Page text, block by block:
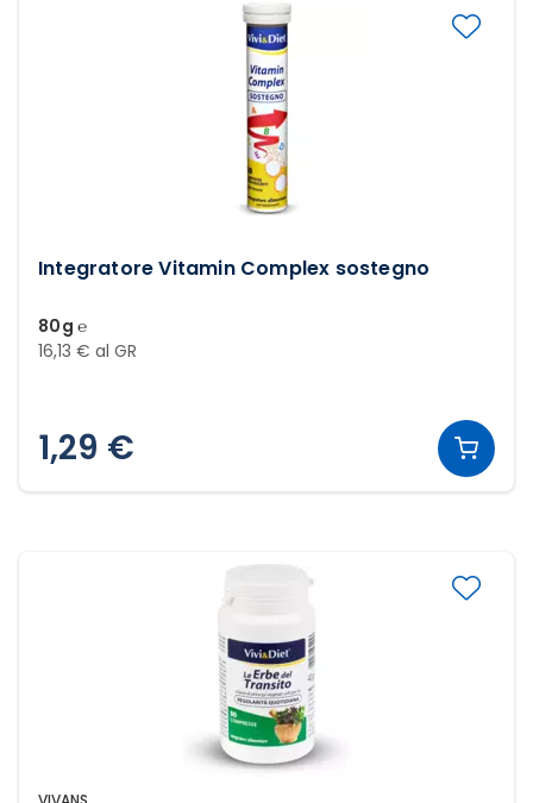
Integratore Vitamin Complex sostegno
80g ℮
16,13 € al GR
1,29 €